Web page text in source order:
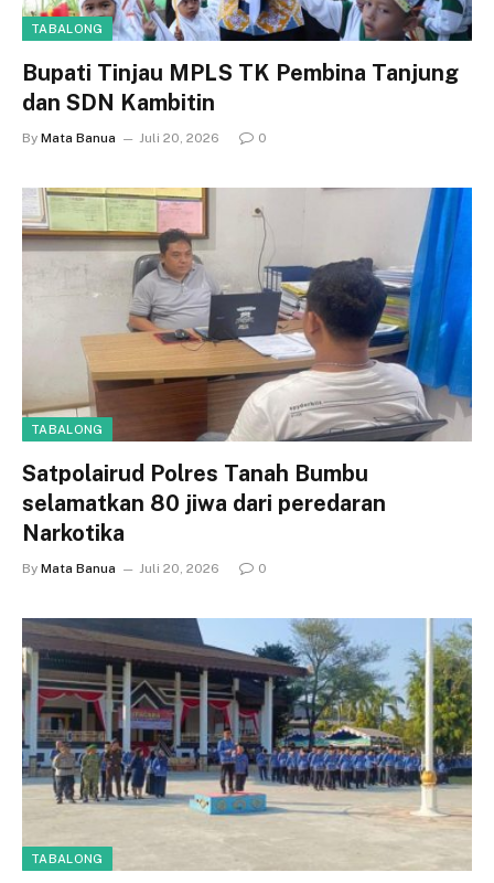
TABALONG
Bupati Tinjau MPLS TK Pembina Tanjung
dan SDN Kambitin
By Mata Banua Juli 20, 2026 0
TABALONG
Satpolairud Polres Tanah Bumbu
selamatkan 80 jiwa dari peredaran
Narkotika
By Mata Banua Juli 20, 2026 0
TABALONG